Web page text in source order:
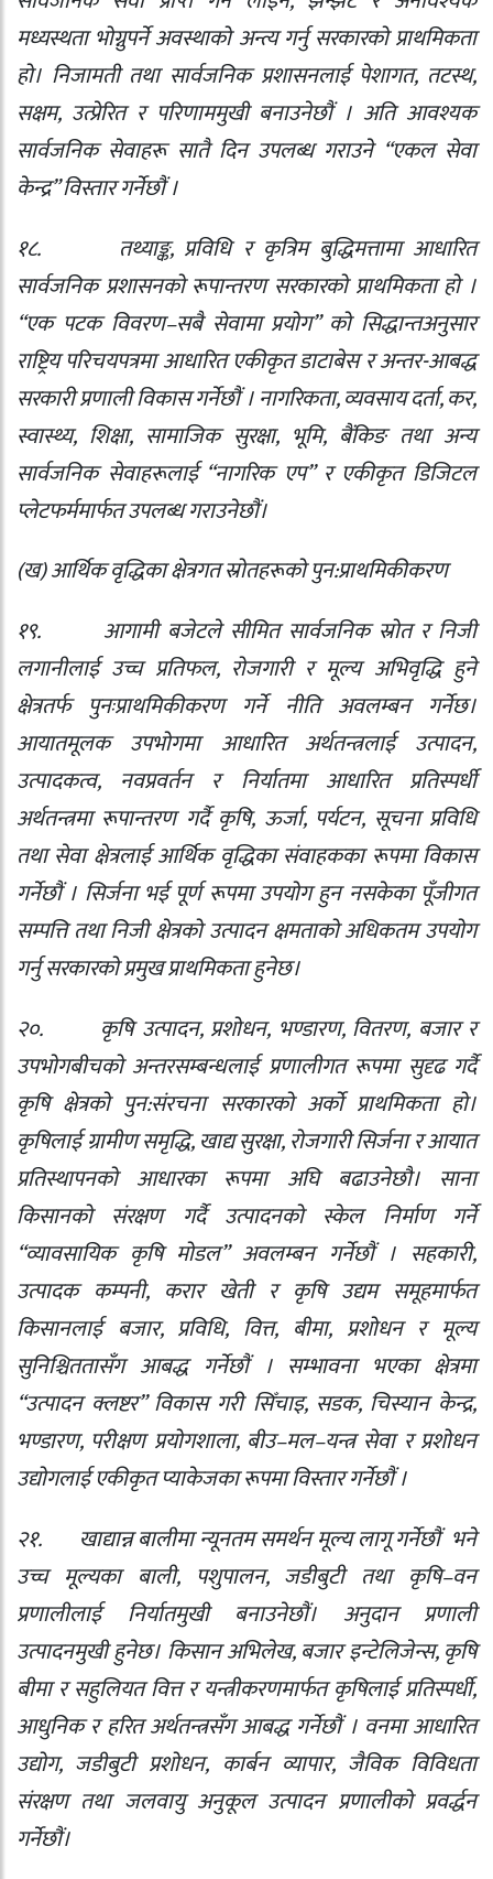
मध्यस्थता भोग्नुपर्ने अवस्थाको अन्त्य गर्नु सरकारको प्राथमिकता
हो। निजामती तथा सार्वजनिक प्रशासनलाई पेशागत, तटस्थ,
सक्षम, उत्प्रेरित र परिणाममुखी बनाउनेछौं । अति आवश्यक
सार्वजनिक सेवाहरू सातै दिन उपलब्ध गराउने “एकल सेवा
केन्द्र” विस्तार गर्नेछौं ।
१८.
तथ्याङ्क, प्रविधि र कृत्रिम बुद्धिमत्तामा आधारित
सार्वजनिक प्रशासनको रूपान्तरण सरकारको प्राथमिकता हो ।
“एक पटक विवरण–सबै सेवामा प्रयोग” को सिद्धान्तअनुसार
राष्ट्रिय परिचयपत्रमा आधारित एकीकृत डाटाबेस र अन्तर-आबद्ध
सरकारी प्रणाली विकास गर्नेछौं । नागरिकता,व्यवसाय दर्ता,कर,
स्वास्थ्य, शिक्षा, सामाजिक सुरक्षा, भूमि, बैंकिङ तथा अन्य
सार्वजनिक सेवाहरूलाई “नागरिक एप” र एकीकृत डिजिटल
प्लेटफर्ममार्फत उपलब्ध गराउनेछौं।
(ख) आर्थिक वृद्धिका क्षेत्रगत स्रोतहरूको पुन:प्राथमिकीकरण
१९.
आगामी बजेटले सीमित सार्वजनिक स्रोत र निजी
लगानीलाई उच्च प्रतिफल, रोजगारी र मूल्य अभिवृद्धि हुने
क्षेत्रतर्फ पुनःप्राथमिकीकरण गर्ने नीति अवलम्बन गर्नेछ।
आयातमूलक उपभोगमा आधारित अर्थतन्त्रलाई उत्पादन,
उत्पादकत्व, नवप्रवर्तन र निर्यातमा आधारित प्रतिस्पर्धी
अर्थतन्त्रमा रूपान्तरण गर्दै कृषि, ऊर्जा, पर्यटन, सूचना प्रविधि
तथा सेवा क्षेत्रलाई आर्थिक वृद्धिका संवाहकका रूपमा विकास
गर्नेछौं । सिर्जना भई पूर्ण रूपमा उपयोग हुन नसकेका पूँजीगत
सम्पत्ति तथा निजी क्षेत्रको उत्पादन क्षमताको अधिकतम उपयोग
गर्नु सरकारको प्रमुख प्राथमिकता हुनेछ।
२०.
कृषि उत्पादन, प्रशोधन, भण्डारण, वितरण, बजार र
उपभोगबीचको अन्तरसम्बन्धलाई प्रणालीगत रूपमा सुदृढ गर्दै
कृषि क्षेत्रको पुन:संरचना सरकारको अर्को प्राथमिकता हो।
कृषिलाई ग्रामीण समृद्धि,खाद्य सुरक्षा,रोजगारी सिर्जना र आयात
प्रतिस्थापनको आधारका रूपमा अघि बढाउनेछौ। साना
किसानको संरक्षण गर्दै उत्पादनको स्केल निर्माण गर्ने
“व्यावसायिक कृषि मोडल” अवलम्बन गर्नेछौं । सहकारी,
उत्पादक कम्पनी, करार खेती र कृषि उद्यम समूहमार्फत
किसानलाई बजार, प्रविधि, वित्त, बीमा, प्रशोधन र मूल्य
सुनिश्चिततासँग आबद्ध गर्नेछौं । सम्भावना भएका क्षेत्रमा
“उत्पादन क्लष्टर” विकास गरी सिँचाइ, सडक, चिस्यान केन्द्र,
भण्डारण, परीक्षण प्रयोगशाला, बीउ–मल–यन्त्र सेवा र प्रशोधन
उद्योगलाई एकीकृत प्याकेजका रूपमा विस्तार गर्नेछौं ।
२१.
खाद्यान्न बालीमा न्यूनतम समर्थन मूल्य लागू गर्नेछौं भने
उच्च मूल्यका बाली, पशुपालन, जडीबुटी तथा कृषि–वन
प्रणालीलाई निर्यातमुखी बनाउनेछौं। अनुदान प्रणाली
उत्पादनमुखी हुनेछ। किसान अभिलेख,बजार इन्टेलिजेन्स,कृषि
बीमा र सहुलियत वित्त र यन्त्रीकरणमार्फत कृषिलाई प्रतिस्पर्धी,
आधुनिक र हरित अर्थतन्त्रसँग आबद्ध गर्नेछौं । वनमा आधारित
उद्योग, जडीबुटी प्रशोधन, कार्बन व्यापार, जैविक विविधता
संरक्षण तथा जलवायु अनुकूल उत्पादन प्रणालीको प्रवर्द्धन
गर्नेछौं।